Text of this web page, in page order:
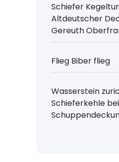
Schiefer
Altdeutscher
Gereuth
Flieg Biber flieg
Wasserstein
Schieferkehle